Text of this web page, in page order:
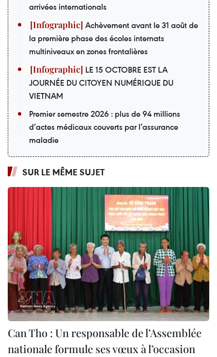
arrivées internationals
Achèvement avant le 31 août de
la première phase des écoles internats
multiniveaux en zones frontalières
LE 15 OCTOBRE EST LA
JOURNÉE DU CITOYEN NUMÉRIQUE DU
VIETNAM
Premier semestre 2026 : plus de 94 millions
d’actes médicaux couverts par l’assurance
maladie
SUR LE MÊME SUJET
Can Tho : Un responsable de l’Assemblée
nationale formule ses vœux à l’occasion